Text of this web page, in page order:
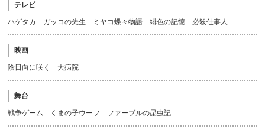
テレビ
ハゲタカ ガッコの先生 ミヤコ蝶々物語 緋色の記憶 必殺仕事人
映画
陰日向に咲く 大病院
舞台
戦争ゲーム くまの子ウーフ ファーブルの昆虫記